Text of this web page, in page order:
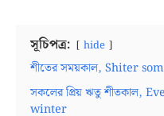
সূচিপত্র: hide
শীতের সময়কাল, Shiter
সকলের প্রিয় ঋতু শীতকাল,
winter